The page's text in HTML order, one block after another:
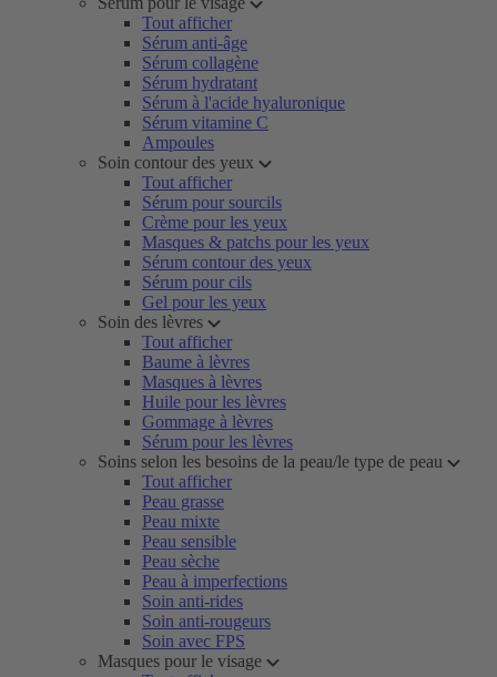
Tout afficher
Sérum anti-âge
Sérum collagène
Sérum hydratant
Sérum à l'acide hyaluronique
Sérum vitamine C
Ampoules
Soin contour des yeux
Tout afficher
Sérum pour sourcils
Crème pour les yeux
Masques & patchs pour les yeux
Sérum contour des yeux
Sérum pour cils
Gel pour les yeux
Soin des lèvres
Tout afficher
Baume à lèvres
Masques à lèvres
Huile pour les lèvres
Gommage à lèvres
Sérum pour les lèvres
Soins selon les besoins de la peau/le type de peau
Tout afficher
Peau grasse
Peau mixte
Peau sensible
Peau sèche
Peau à imperfections
Soin anti-rides
Soin anti-rougeurs
Soin avec FPS
Masques pour le visage